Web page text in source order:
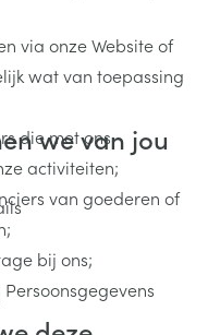
via onze Website of
wat van toepassing
die met ons
activiteiten;
van goederen of
bij ons;
we van jou